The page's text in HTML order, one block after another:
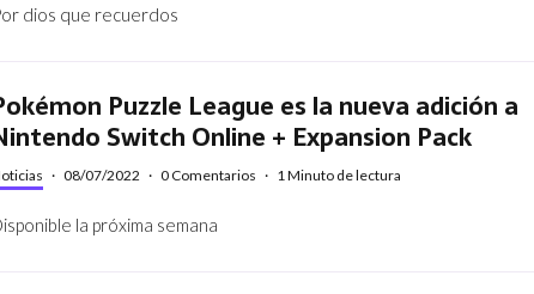
dios que recuerdos
Puzzle League es la nueva adición a
Switch Online + Expansion Pack
· 08/07/2022 · 0 Comentarios · 1 Minuto de lectura
la próxima semana